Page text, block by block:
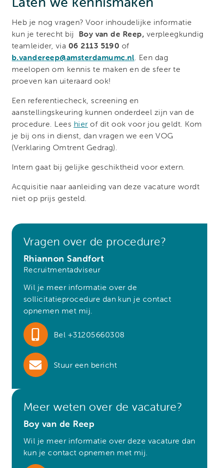
Heb je nog vragen? Voor inhoudelijke informatie
kun je terecht bij Boy van de Reep, verpleegkundig
teamleider, via 06 2113 5190 of
b.vandereep@amsterdamumc.nl. Een dag
meelopen om kennis te maken en de sfeer te
proeven kan uiteraard ook!
Een referentiecheck, screening en
aanstellingskeuring kunnen onderdeel zijn van de
procedure. Lees hierof dit ook voor jou geldt. Kom
je bij ons in dienst, dan vragen we een VOG
(Verklaring Omtrent Gedrag).
Intern gaat bij gelijke geschiktheid voor extern.
Acquisitie naar aanleiding van deze vacature wordt
niet op prijs gesteld.
Vragen over de procedure?
Rhiannon Sandfort
Recruitmentadviseur
Wil je meer informatie over de
sollicitatieprocedure dan kun je contact
opnemen met mij.
Bel +31205660308
Stuur een bericht
Meer weten over de vacature?
Boy van de Reep
Wil je meer informatie over deze vacature dan
kun je contact opnemen met mij.